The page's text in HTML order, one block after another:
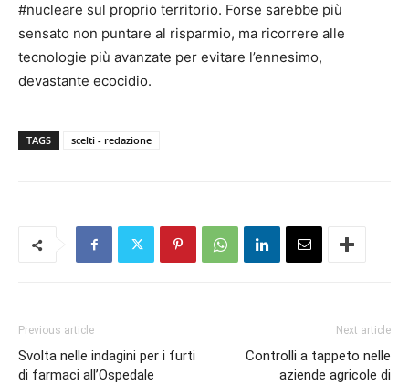
#nucleare sul proprio territorio. Forse sarebbe più
sensato non puntare al risparmio, ma ricorrere alle
tecnologie più avanzate per evitare l’ennesimo,
devastante ecocidio.
TAGS scelti - redazione
Previous article
Svolta nelle indagini per i furti
di farmaci all’Ospedale
Next article
Controlli a tappeto nelle
aziende agricole di